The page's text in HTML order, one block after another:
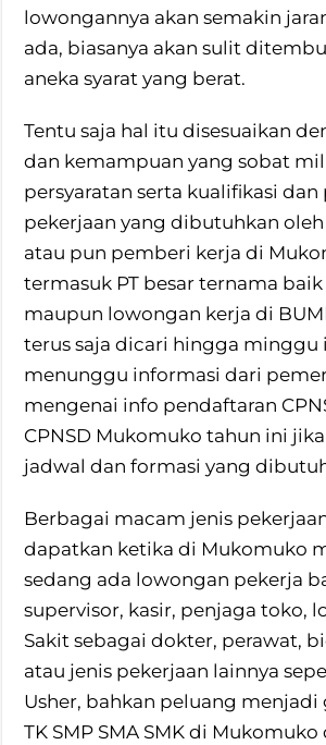
lowongannya akan semakin
ada, biasanya akan sulit
aneka syarat yang berat.
Tentu saja hal itu disesuaikan
dan kemampuan yang sobat
persyaratan serta kualifikasi dan
pekerjaan yang dibutuhkan
atau pun pemberi kerja di
termasuk PT besar ternama baik
maupun lowongan kerja di
terus saja dicari hingga minggu
menunggu informasi dari
mengenai info pendaftaran
CPNSD Mukomuko tahun ini
jadwal dan formasi yang
Berbagai macam jenis
dapatkan ketika di Mukomuko
sedang ada lowongan pekerja
supervisor, kasir, penjaga toko,
Sakit sebagai dokter, perawat,
atau jenis pekerjaan lainnya
Usher, bahkan peluang menjadi
TK SMP SMA SMK di Mukomuko